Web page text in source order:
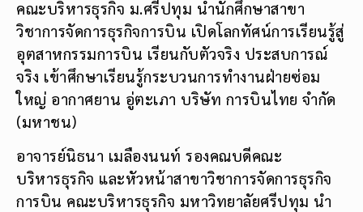
คณะบริหารธุรกิจ ม.ศรีปทุม นำนักศึกษาสาขา
วิชาการจัดการธุรกิจการบิน เปิดโลกทัศน์การเรียนรู้สู่
อุตสาหกรรมการบิน เรียนกับตัวจริง ประสบการณ์
จริง เข้าศึกษาเรียนรู้กระบวนการทำงานฝ่ายซ่อม
ใหญ่ อากาศยาน อู่ตะเภา บริษัท การบินไทย จำกัด
(มหาชน)
อาจารย์นิธนา เมลืองนนท์ รองคณบดีคณะ
บริหารธุรกิจ และหัวหน้าสาขาวิชาการจัดการธุรกิจ
การบิน คณะบริหารธุรกิจ มหาวิทยาลัยศรีปทุม นำ